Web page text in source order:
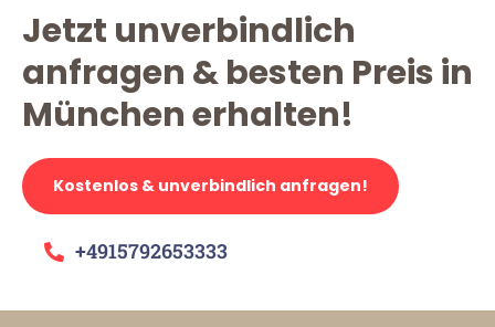
Jetzt unverbindlich
anfragen & besten Preis in
München erhalten!
Kostenlos & unverbindlich anfragen!
+4915792653333